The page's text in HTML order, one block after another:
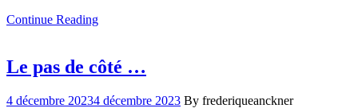
Continue Reading
Le pas de côté …
4 décembre 20234 décembre 2023 By frederiqueanckner